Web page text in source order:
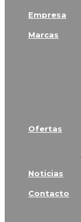
Empresa
Marcas
Ofertas
Noticias
Contacto